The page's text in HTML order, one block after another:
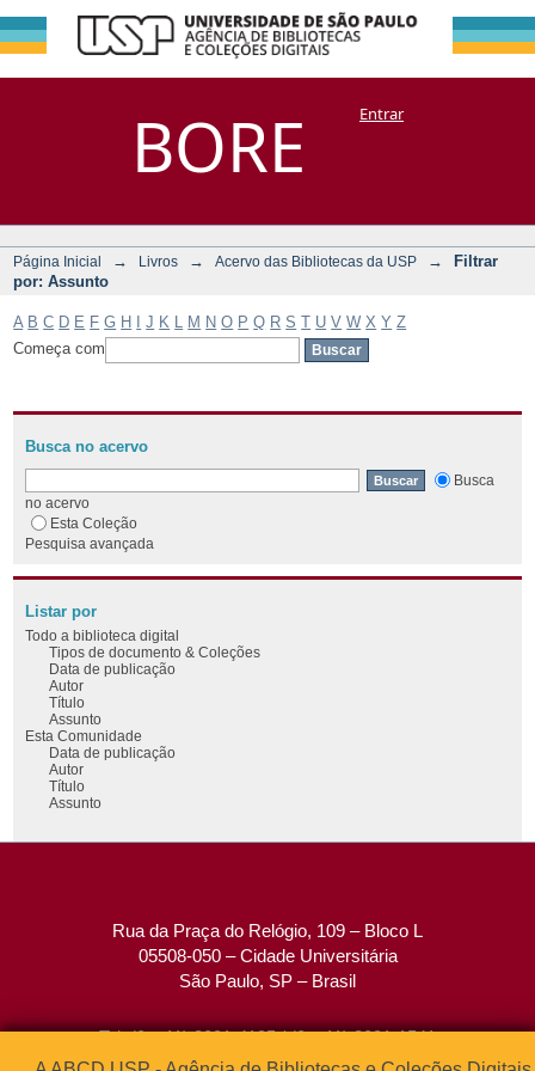
BORE
Filtrar por:
Assunto
DSpace/Manakin + CoriscoEntrar
Página Inicial → Livros → Acervo das Bibliotecas da USP →
Filtrar
por: Assunto
A B C D E F G H J K M N O P Q R S T U V W X Y Z
Começa com
Busca no acervo
Busca
no acervo
Esta Coleção
Pesquisa avançada
Listar por
Todo a biblioteca digital
Tipos de documento & Coleções
Data de publicação
Autor
Título
Assunto
Esta Comunidade
Data de publicação
Autor
Título
Assunto
Rua da Praça do Relógio, 109 – Bloco L
05508-050 – Cidade Universitária
São Paulo, SP – Brasil
Tel: (0xx11) 3091-4195 / (0xx11) 3091-1541
Fax: (0xx11) 3091-1567